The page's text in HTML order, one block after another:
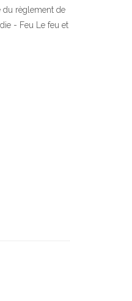
du règlement de
- Feu Le feu et